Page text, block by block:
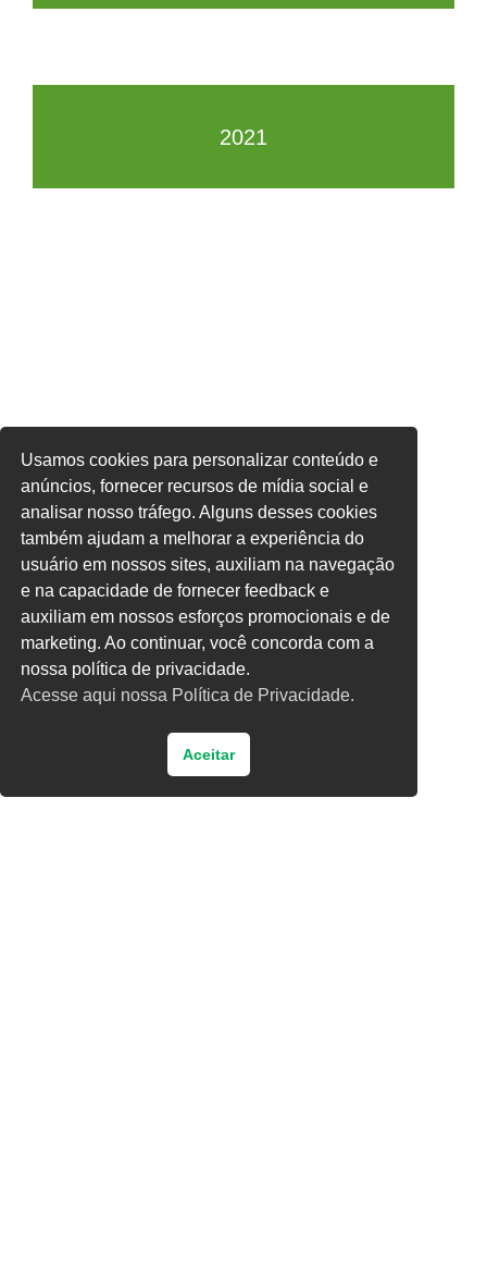
2021
Usamos cookies para personalizar conteúdo e
anúncios, fornecer recursos de mídia social e
analisar nosso tráfego. Alguns desses cookies
também ajudam a melhorar a experiência do
usuário em nossos sites, auxiliam na navegação
e na capacidade de fornecer feedback e
auxiliam em nossos esforços promocionais e de
marketing. Ao continuar, você concorda com a
nossa política de privacidade.
Acesse aqui nossa Política de Privacidade.
Aceitar